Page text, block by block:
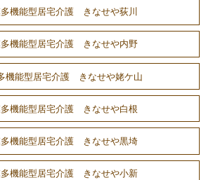
機能型居宅介護 きなせや荻川
機能型居宅介護 きなせや内野
機能型居宅介護 きなせや姥ケ山
機能型居宅介護 きなせや白根
機能型居宅介護 きなせや黒埼
機能型居宅介護 きなせや小新